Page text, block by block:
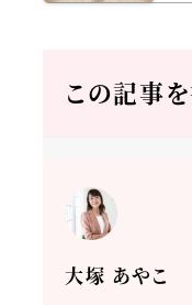
この記事
大塚 あやこ